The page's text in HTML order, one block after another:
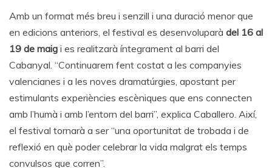
Amb un format més breu i senzill i una duració menor que
en edicions anteriors, el festival es desenvoluparà del 16 al
19 de maig i es realitzarà íntegrament al barri del
Cabanyal. “Continuarem fent costat a les companyies
valencianes i a les noves dramatúrgies, apostant per
estimulants experiències escèniques que ens connecten
amb l’humà i amb l’entorn del barri”, explica Caballero. Així,
el festival tornarà a ser “una oportunitat de trobada i de
reflexió en què poder celebrar la vida malgrat els temps
convulsos que corren”.